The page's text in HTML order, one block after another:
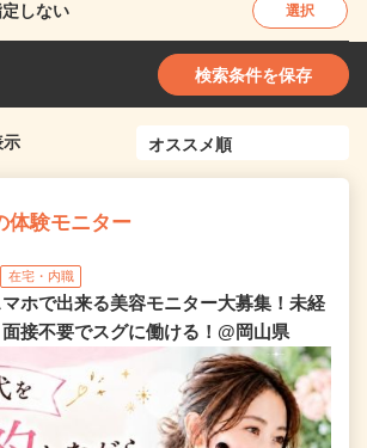
しない 選択
検索条件を保存
示
体験モニター
在宅・内職
ホで出来る美容モニター大募集！未経
接不要でスグに働ける！@岡山県